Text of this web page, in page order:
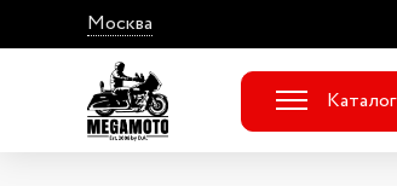
Москва
Каталог